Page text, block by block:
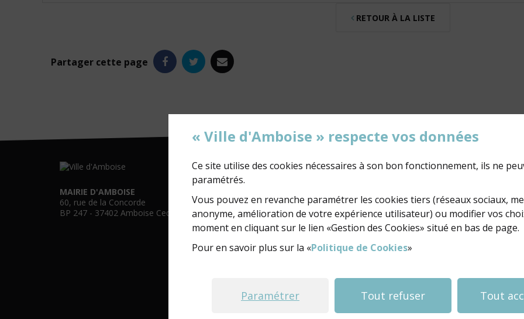
RETOUR À LA LISTE
Partager cette page Facebook
Twitter
e-
MAIRIE D'AMBOISE
60, rue de la Concorde
BP 247 - 37402 Amboise Cedex
© 2018 Ville
« Ville d'Amboise » respecte vos données
Ce site utilise des cookies nécessaires à son bon fonctionnement, ils ne
paramétrés.
Vous pouvez en revanche paramétrer les cookies tiers (réseaux sociaux,
anonyme, amélioration de votre expérience utilisateur) ou modifier vos
moment en cliquant sur le lien «Gestion des Cookies» situé en bas de page.
Pour en savoir plus sur la «Politique de Cookies»
Tout
Tout refuser
Paramétrer